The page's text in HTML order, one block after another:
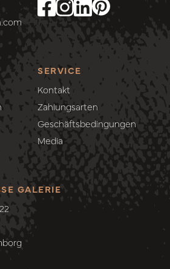
SERVICE
Kontakt
Zahlungsarten
Geschäftsbedingungen
Media
GALERIE